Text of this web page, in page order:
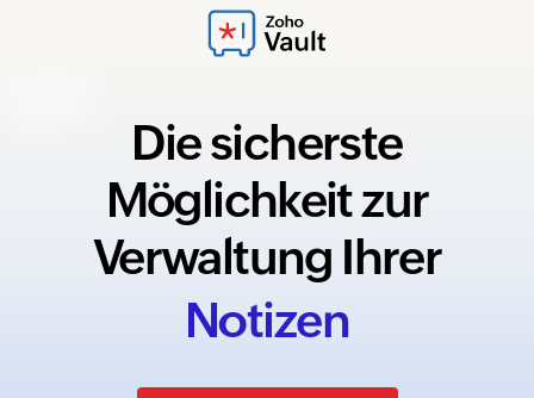
Die sicherste
Möglichkeit zur
Verwaltung Ihrer
Notizen